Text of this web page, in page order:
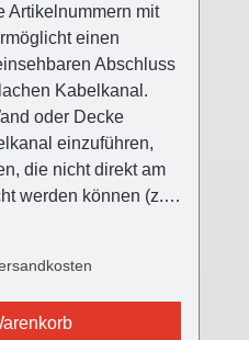
Artikelnummern mit
einen
Abschluss
Kabelkanal.
oder Decke
einzuführen,
die nicht direkt am
werden können (z.B.
für alle
setzt einen
ist mit einer